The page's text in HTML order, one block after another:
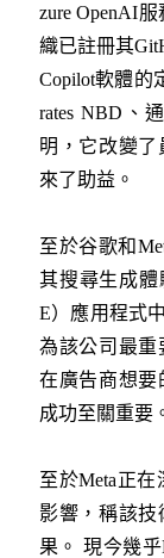
zure OpenAI
織已註冊其
Copilot軟體的
rates NBD、
明，它改變了
來了助益。
至於谷歌和
其搜尋生成體
E）應用程式
為該公司最重
在廣告商想要
成功至關重要
至於Meta正
影響，稱該
果。 現今幾